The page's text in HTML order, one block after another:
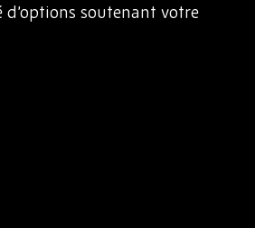
d’options soutenant votre